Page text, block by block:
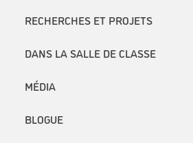
RECHERCHES ET PROJETS
DANS LA SALLE DE CLASSE
MÉDIA
BLOGUE